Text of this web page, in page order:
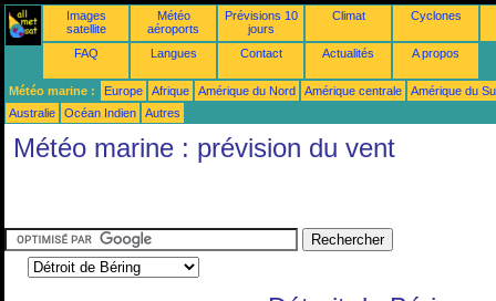
Images
satellite
Météo
aéroports
Prévisions 10
jours
Climat Cyclones
FAQ Langues Contact Actualités A propos
Météo marine : Europe Afrique Amérique du Nord Amérique centrale
Amérique du
Australie
Océan Indien Autres
Météo marine : prévision du vent